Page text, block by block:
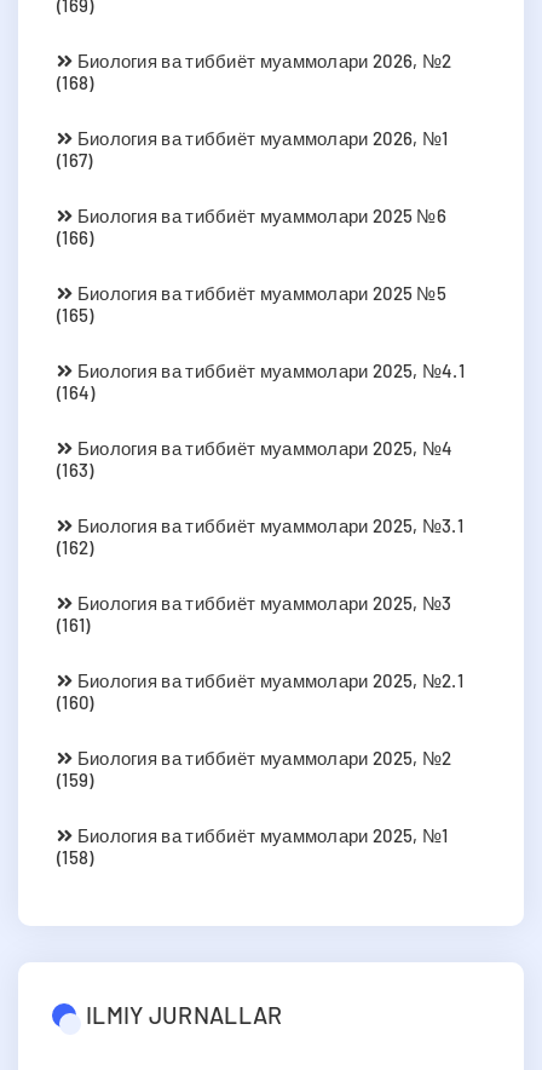
(169)
Биология ва тиббиёт муаммолари 2026, №2
(168)
Биология ва тиббиёт муаммолари 2026, №1
(167)
Биология ва тиббиёт муаммолари 2025 №6
(166)
Биология ва тиббиёт муаммолари 2025 №5
(165)
Биология ва тиббиёт муаммолари 2025, №4.1
(164)
Биология ва тиббиёт муаммолари 2025, №4
(163)
Биология ва тиббиёт муаммолари 2025, №3.1
(162)
Биология ва тиббиёт муаммолари 2025, №3
(161)
Биология ва тиббиёт муаммолари 2025, №2.1
(160)
Биология ва тиббиёт муаммолари 2025, №2
(159)
Биология ва тиббиёт муаммолари 2025, №1
(158)
ILMIY JURNALLAR